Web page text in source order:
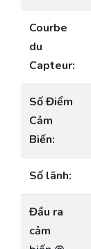
Courbe
du
Capteur:
Số Điểm
Cảm
Biến:
Số lãnh:
Đầu ra
cảm